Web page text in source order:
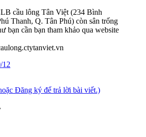
cầu lông Tân Việt (234 Bình
Thanh, Q. Tân Phú) còn sân trống
bạn cần bạn tham khảo qua website
12
Đăng ký để trả lời bài viết.)